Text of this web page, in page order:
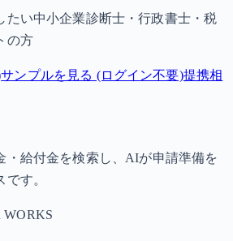
たい中小企業診断士・行政書士・税
の方
サンプルを見る (ログイン不要)提携相
・給付金を検索し、AIが申請準備を
す。
WORKS